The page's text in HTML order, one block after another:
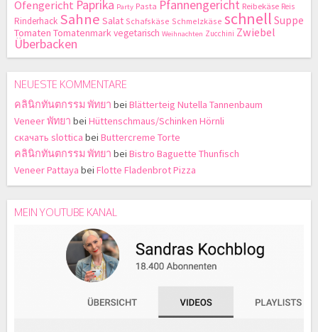
Ofengericht Paprika Party Pasta Pfannengericht Reibekäse Reis
Rinderhack Sahne Salat Schafskäse Schmelzkäse schnell Suppe
Tomaten Tomatenmarkvegetarisch Weihnachten Zucchini Zwiebel
Überbacken
NEUESTE KOMMENTARE
คลินิกทันตกรรม พัทยา bei Blätterteig Nutella Tannenbaum
Veneer พัทยา bei Hüttenschmaus/Schinken Hörnli
скачать slottica bei Buttercreme Torte
คลินิกทันตกรรม พัทยา bei Bistro Baguette Thunfisch
Veneer Pattaya bei Flotte Fladenbrot Pizza
MEIN YOUTUBE KANAL